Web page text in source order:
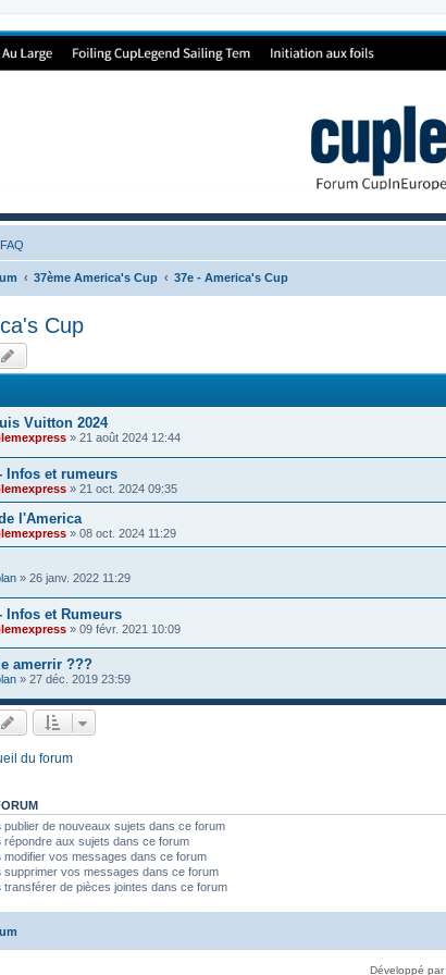
In Europe
FAQ
37ème America's Cup 37e - America's Cup
Cup
Vuitton 2024
» 21 août 2024 12:44
Infos et rumeurs
» 21 oct. 2024 09:35
l'America
» 08 oct. 2024 11:29
» 26 janv. 2022 11:29
Infos et Rumeurs
» 09 févr. 2021 10:09
amerrir ???
» 27 déc. 2019 23:59
du forum
publier de nouveaux sujets dans ce forum
répondre aux sujets dans ce forum
modifier vos messages dans ce forum
supprimer vos messages dans ce forum
transférer de pièces jointes dans ce forum
Développé par